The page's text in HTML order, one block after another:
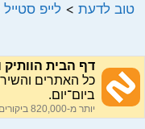
טוב לדעת > לייפ סטייל